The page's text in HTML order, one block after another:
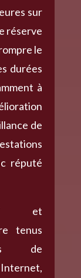
sur
réserve
le
durées
à
de
réputé
et
tenus
de